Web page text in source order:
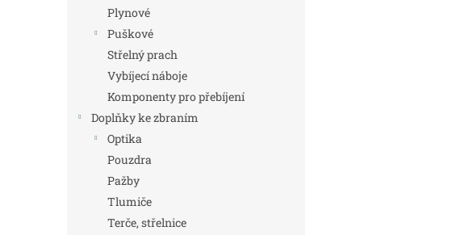
Plynové
Puškové
Střelný prach
Vybíjecí náboje
Komponenty pro přebíjení
Doplňky ke zbraním
Optika
Pouzdra
Pažby
Tlumiče
Terče, střelnice